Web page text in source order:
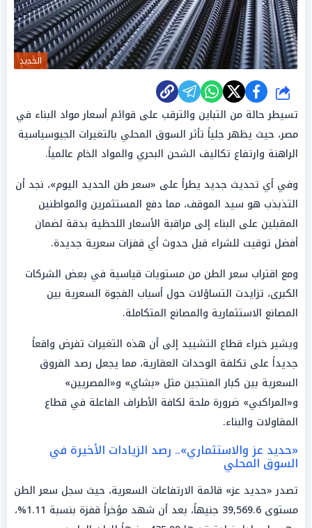
الحديد
شارك
تسيطر حالة من التباين والترقب على قوائم أسعار مواد البناء في
مصر، حيث يظهر جلياً تأثر السوق المحلي بالتغيرات الجيوسياسية
الراهنة وارتفاع تكاليف الشحن البحري والمواد الخام عالمياً.
وفي أي تحديث جديد يطرأ على «سعر طن الحديد اليوم»، نجد أن
التذبذب هو سيد الموقف، مما دفع المستثمرين والمواطنين
المقبلين على البناء إلى مراقبة الأسعار اللحظية بدقة لضمان
أفضل توقيت للشراء قبل حدوث أي قفزات سعرية جديدة.
ومع اقتراب سعر الطن من مستويات قياسية في بعض الشركات
الكبرى، تزايدت التساؤلات حول أسباب الفجوة السعرية بين
المصانع الاستثمارية والمصانع المتكاملة.
ويشير خبراء قطاع التشييد إلى أن هذه التغيرات تفرض واقعاً
جديداً على تكلفة الوحدات العقارية، مما يجعل رصد الفروق
السعرية بين كبار المنتجين مثل «بشاي» و«المصريين»
و«المراكبي» ضرورة ملحة لكافة الأطراف الفاعلة في قطاع
المقاولات والبناء.
«حديد عز والاستثماري».. رصد الزيادات الأخيرة في
السوق المحلي
تصدر «حديد عز» قائمة الارتفاعات السعرية، حيث سجل سعر الطن
مستوى 39,569.6 جنيهاً، بعد أن شهد مؤخراً قفزة بنسبة 1.11%،